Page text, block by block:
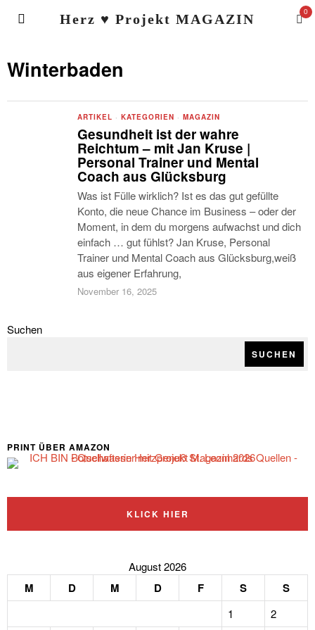
Herz ♥ Projekt MAGAZIN 0
Winterbaden
ARTIKEL · KATEGORIEN · MAGAZIN
Gesundheit ist der wahre
Reichtum – mit Jan Kruse |
Personal Trainer und Mental
Coach aus Glücksburg
Was ist Fülle wirklich? Ist es das gut gefüllte
Konto, die neue Chance im Business – oder der
Moment, in dem du morgens aufwachst und dich
einfach … gut fühlst? Jan Kruse, Personal
Trainer und Mental Coach aus Glücksburg,weiß
aus eigener Erfahrung,
November 16, 2025
Suchen
SUCHEN
PRINT ÜBER AMAZON
KLICK HIER
August 2026
M D M D F S S
1
2